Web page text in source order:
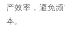
产效率，避免
本。